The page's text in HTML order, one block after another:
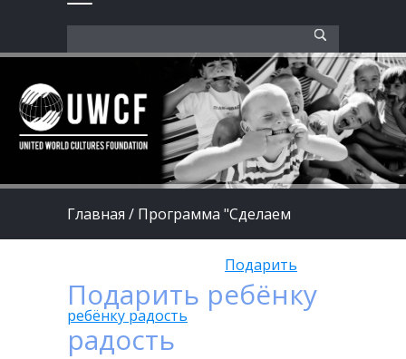
Главная / Программа "Сделаем
Подарить
ребёнку радость
Подарить ребёнку
радость